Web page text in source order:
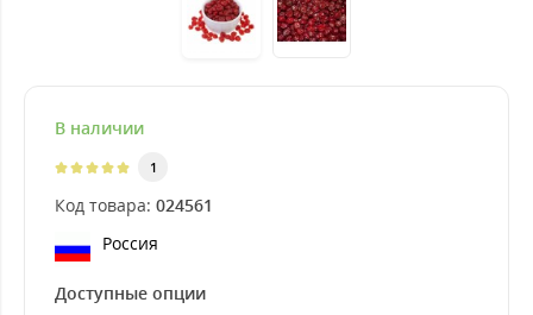
В наличии
1
Код товара: 024561
Россия
Доступные опции